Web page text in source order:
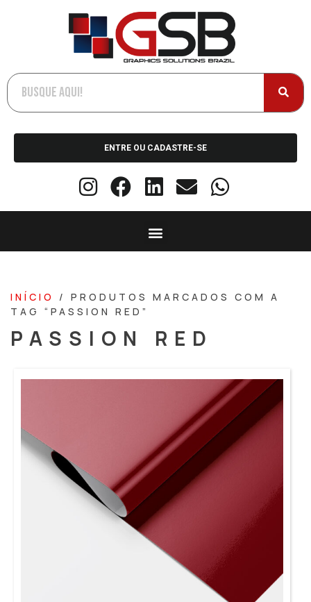
ENTRE OU CADASTRE-SE
INÍCIO
/ PRODUTOS MARCADOS COM A
TAG “PASSION RED”
PASSION RED